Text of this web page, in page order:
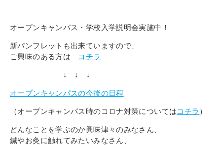
オープンキャンパス・学校入学説明会実施中！
新パンフレットも出来ていますので、
ご興味のある方は コチラ
↓ ↓ ↓
オープンキャンパスの今後の日程
（オープンキャンパス時のコロナ対策についてはコチラ ）
どんなことを学ぶのか興味津々のみなさん、
鍼やお灸に触れてみたいみなさん、